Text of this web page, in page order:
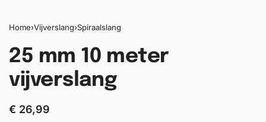
Home›Vijverslang›Spiraalslang
25 mm 10 meter
vijverslang
€ 26,99